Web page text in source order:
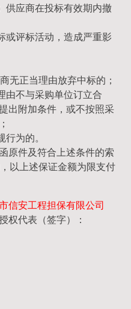
供应商在投标有效期内撤
或评标活动，造成严重影
无正当理由放弃中标的；
由不与采购单位订立合
出附加条件，或不按照采
为的。
原件及符合上述条件的索
以上述保证金额为限支付
信安工程担保有限公司
权代表（签字）：